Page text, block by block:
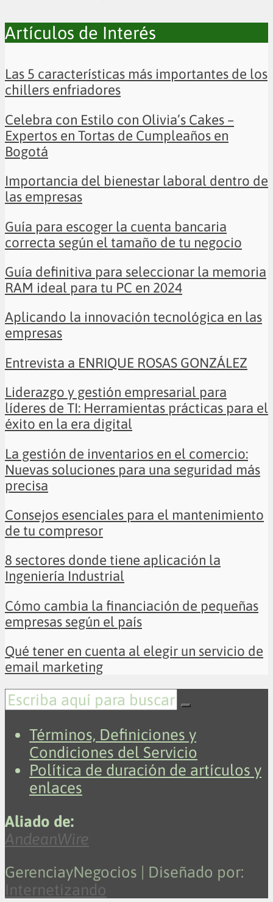
Artículos de Interés
Las 5 características más importantes de los
chillers enfriadores
Celebra con Estilo con Olivia’s Cakes –
Expertos en Tortas de Cumpleaños en
Bogotá
Importancia del bienestar laboral dentro de
las empresas
Guía para escoger la cuenta bancaria
correcta según el tamaño de tu negocio
Guía definitiva para seleccionar la memoria
RAM ideal para tu PC en 2024
Aplicando la innovación tecnológica en las
empresas
Entrevista a ENRIQUE ROSAS GONZÁLEZ
Liderazgo y gestión empresarial para
líderes de TI: Herramientas prácticas para el
éxito en la era digital
La gestión de inventarios en el comercio:
Nuevas soluciones para una seguridad más
precisa
Consejos esenciales para el mantenimiento
de tu compresor
8 sectores donde tiene aplicación la
Ingeniería Industrial
Cómo cambia la financiación de pequeñas
empresas según el país
Qué tener en cuenta al elegir un servicio de
email marketing
Términos, Definiciones y
Condiciones del Servicio
Política de duración de artículos y
enlaces
Aliado de:
AndeanWire
GerenciayNegocios | Diseñado por:
Internetizando